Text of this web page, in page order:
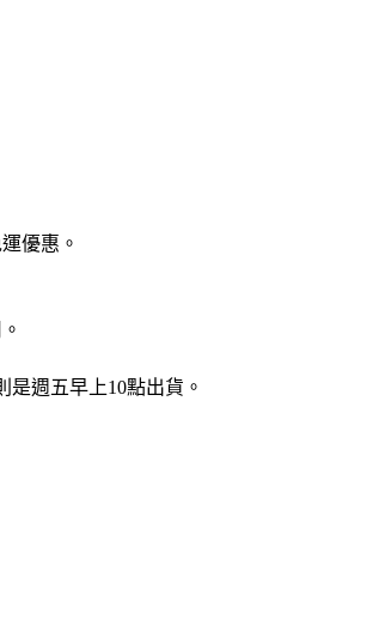
優惠。
週五早上10點出貨。